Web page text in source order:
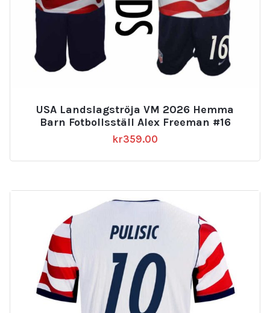
USA Landslagströja VM 2026 Hemma
Barn Fotbollsställ Alex Freeman #16
kr359.00